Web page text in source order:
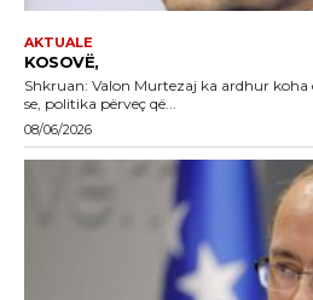
AKTUALE
KOSOVË,
Shkruan: Valon Murtezaj ka ardhur koha që të kujtojmë, dhe kuptojmë
se, politika përveç që...
08/06/2026